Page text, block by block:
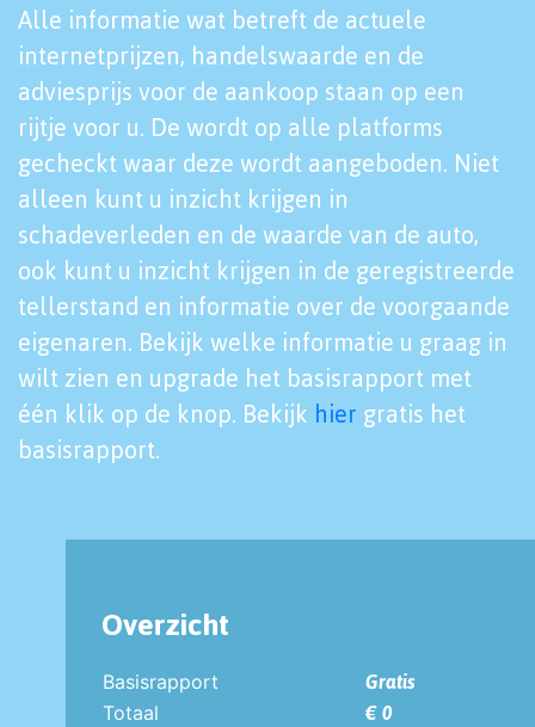
Alle informatie wat betreft de actuele
internetprijzen, handelswaarde en de
adviesprijs voor de aankoop staan op een
rijtje voor u. De wordt op alle platforms
gecheckt waar deze wordt aangeboden. Niet
alleen kunt u inzicht krijgen in
schadeverleden en de waarde van de auto,
ook kunt u inzicht krijgen in de geregistreerde
tellerstand en informatie over de voorgaande
eigenaren. Bekijk welke informatie u graag in
wilt zien en upgrade het basisrapport met
één klik op de knop. Bekijk hier gratis het
basisrapport.
Overzicht
Basisrapport
Gratis
Totaal
€ 0